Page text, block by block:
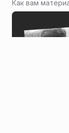
Как вам